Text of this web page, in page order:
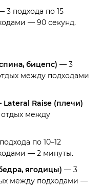
3 подхода по 15
— 90 секунд.
бицепс) — 3
между подходами
Raise (плечи)
отдых между
по 10–12
— 2 минуты.
ягодицы) — 3
между подходами —